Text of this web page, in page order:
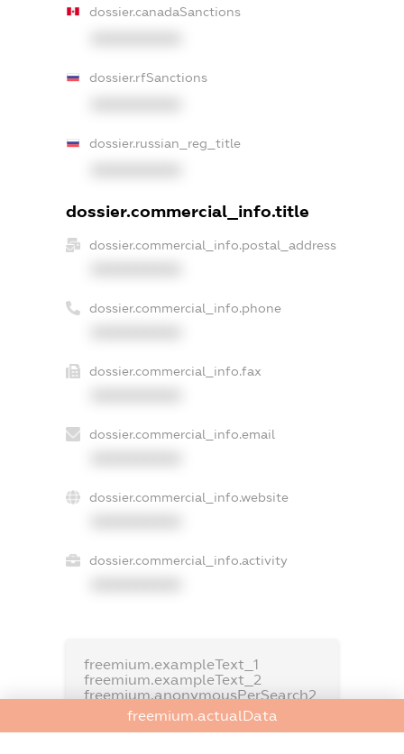
dossier.canadaSanctions
dossier.rfSanctions
dossier.russian_reg_title
dossier.commercial_info.title
dossier.commercial_info.postal_address
dossier.commercial_info.phone
dossier.commercial_info.fax
dossier.commercial_info.email
dossier.commercial_info.website
dossier.commercial_info.activity
freemium.exampleText_1
freemium.exampleText_2
freemium.anonymousPerSearch2
FREEMIUM.DETAILS
freemium.actualData